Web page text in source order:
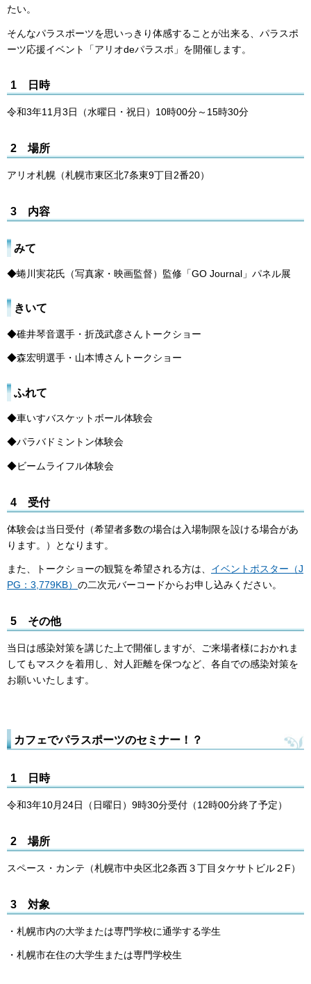
たい。
そんなパラスポーツを思いっきり体感することが出来る、パラスポ
ーツ応援イベント「アリオdeパラスポ」を開催します。
1 日時
令和3年11月3日（水曜日・祝日）10時00分～15時30分
2 場所
アリオ札幌（札幌市東区北7条東9丁目2番20）
3 内容
みて
◆蜷川実花氏（写真家・映画監督）監修「GO Journal」パネル展
きいて
◆碓井琴音選手・折茂武彦さんトークショー
◆森宏明選手・山本博さんトークショー
ふれて
◆車いすバスケットボール体験会
◆パラバドミントン体験会
◆ビームライフル体験会
4 受付
体験会は当日受付（希望者多数の場合は入場制限を設ける場合があ
ります。）となります。
また、トークショーの観覧を希望される方は、 イベントポスター（J
PG：3,779KB） の二次元バーコードからお申し込みください。
5 その他
当日は感染対策を講じた上で開催しますが、ご来場者様におかれま
してもマスクを着用し、対人距離を保つなど、各自での感染対策を
お願いいたします。
カフェでパラスポーツのセミナー！？
1 日時
令和3年10月24日（日曜日）9時30分受付（12時00分終了予定）
2 場所
スペース・カンテ（札幌市中央区北2条西３丁目タケサトビル２F）
3 対象
・札幌市内の大学または専門学校に通学する学生
・札幌市在住の大学生または専門学校生